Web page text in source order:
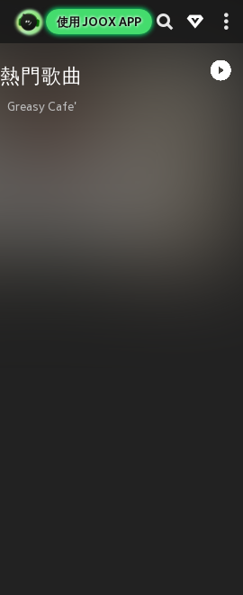
使用 JOOX APP
熱門歌曲
Greasy Cafe'